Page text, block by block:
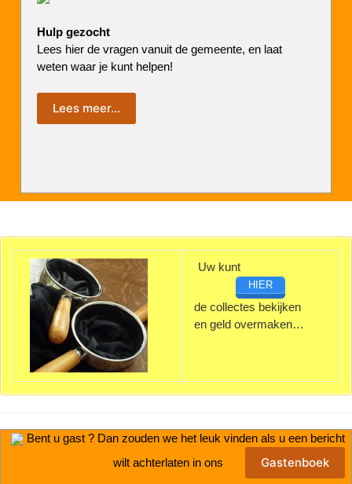
Hulp gezocht
Lees hier de vragen vanuit de gemeente, en laat
weten waar je kunt helpen!
Lees meer…
Uw kunt
HIER
de collectes bekijken
en geld overmaken…
Bent u gast ? Dan zouden we het leuk vinden als u een bericht
wilt achterlaten in ons
Gastenboek